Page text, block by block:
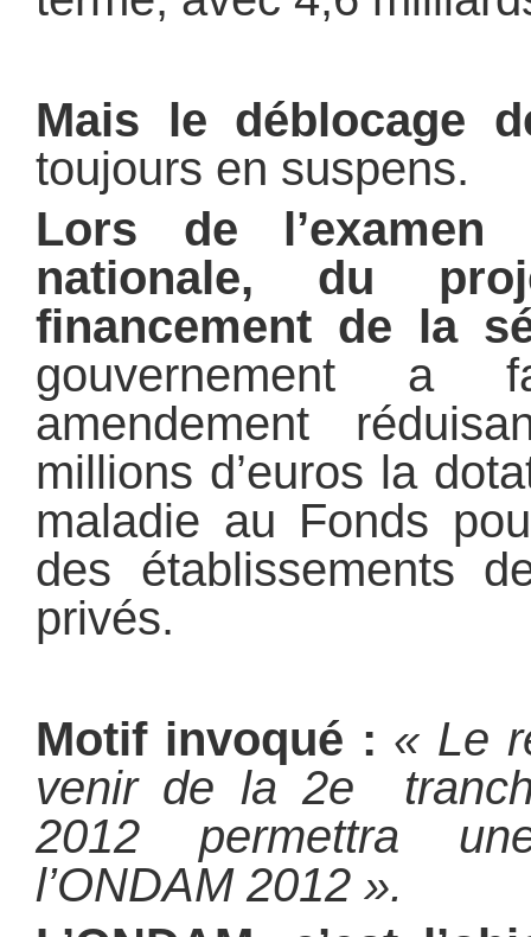
Mais le déblocage
toujours en suspens.
Lors de l’examen
nationale, du
financement de la
gouvernement a
amendement
millions d’euros la
maladie au Fonds
des établissements
privés.
Motif invoqué : « Le
venir de la 2e
2012 permettra
l’ONDAM 2012 ».